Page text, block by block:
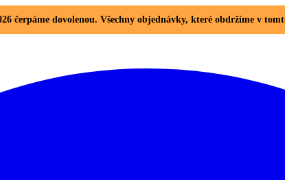
čerpáme dovolenou. Všechny objednávky, které obdržíme v